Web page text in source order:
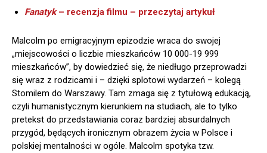
Fanatyk– recenzja filmu – przeczytaj artykuł
Malcolm po emigracyjnym epizodzie wraca do swojej
„miejscowości o liczbie mieszkańców 10 000-19 999
mieszkańców”, by dowiedzieć się, że niedługo przeprowadzi
się wraz z rodzicami i – dzięki splotowi wydarzeń – kolegą
Stomilem do Warszawy. Tam zmaga się z tytułową edukacją,
czyli humanistycznym kierunkiem na studiach, ale to tylko
pretekst do przedstawiania coraz bardziej absurdalnych
przygód, będących ironicznym obrazem życia w Polsce i
polskiej mentalności w ogóle. Malcolm spotyka tzw.